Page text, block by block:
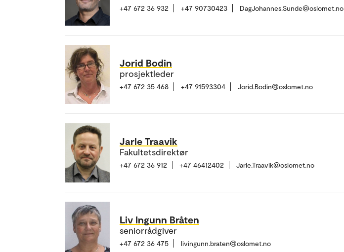
+47 672 36 932 +47 90730423 DagJohannes.Sunde@oslomet.no
Jorid Bodin
prosjektleder
+47 672 35 468 +47 91593304 Jorid.Bodin@oslomet.no
Jarle Traavik
Fakultetsdirektør
+47 672 36 912 +47 46412402 Jarle.Traavik@oslomet.no
Liv Ingunn Bråten
seniorrådgiver
+47 672 36 475 livingunn.braten@oslomet.no